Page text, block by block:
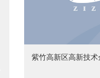
紫竹高新区高新技